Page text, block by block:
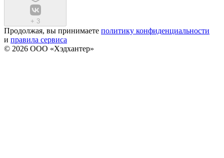
+ 3
Продолжая, вы принимаете политику конфиденциальности
и правила сервиса
© 2026 ООО «Хэдхантер»